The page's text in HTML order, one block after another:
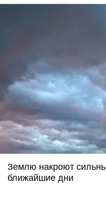
Землю накроют
ближайшие дни